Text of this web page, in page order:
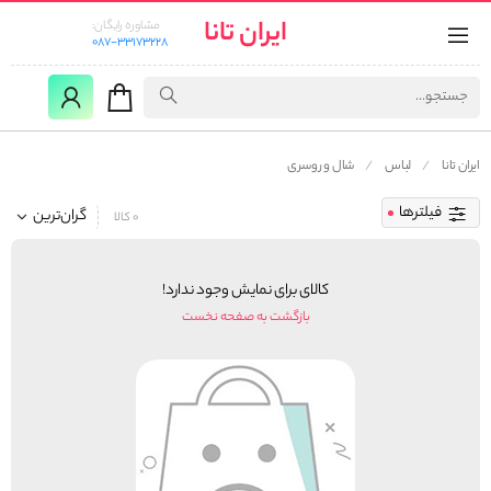
ایران تانا
مشاوره رایگان:
087-33173228
ایران تانا لباس شال و روسری
فیلترها گران‌ترین 0 کالا
کالای برای نمایش وجود ندارد!
بازگشت به صفحه نخست